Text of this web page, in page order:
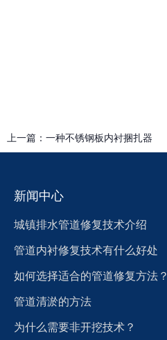
上一篇： 一种不锈钢板内衬捆扎器
新闻中心
城镇排水管道修复技术介绍
管道内衬修复技术有什么好处
如何选择适合的管道修复方法？
管道清淤的方法
为什么需要非开挖技术？